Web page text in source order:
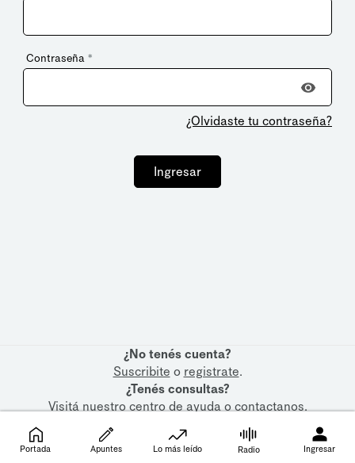
Contraseña *
¿Olvidaste tu contraseña?
Ingresar
¿No tenés cuenta?
Suscribite o registrate.
¿Tenés consultas?
Visitá nuestrocentro de ayudaocontactanos.
Portada Apuntes Lo más leído Radio Ingresar